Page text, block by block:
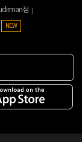
점
NEW